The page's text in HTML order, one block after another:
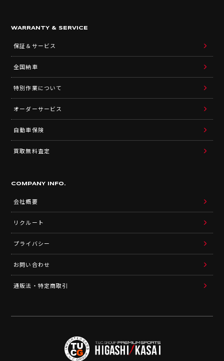
WARRANTY & SERVICE
保証＆サービス
全国納車
特別作業について
オーダーサービス
自動車保険
買取無料査定
COMPANY INFO.
会社概要
リクルート
プライバシー
お問い合わせ
通販法・特定商取引